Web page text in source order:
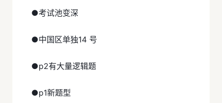
●考试池变深
●中国区单独14 号
●p2有大量逻辑题
●p1新题型